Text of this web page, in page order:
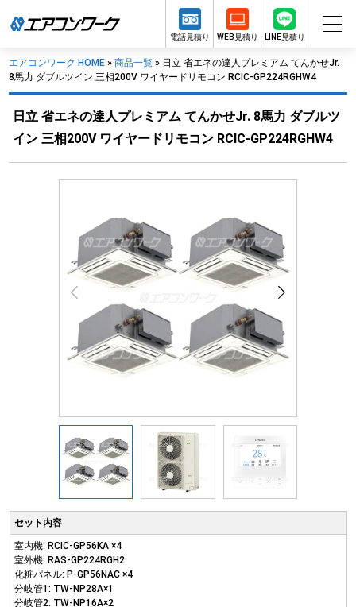
電話見積り WEB見積り LINE見積り
エアコンワーク HOME » 商品一覧 » 日立 省エネの達人プレミアム てんかせJr.
8馬力 ダブルツイン 三相200V ワイヤードリモコン RCIC-GP224RGHW4
日立 省エネの達人プレミアム てんかせJr. 8馬力 ダブルツ
イン 三相200V ワイヤードリモコン RCIC-GP224RGHW4
セット内容
室内機: RCIC-GP56KA ×4
室外機: RAS-GP224RGH2
化粧パネル: P-GP56NAC ×4
分岐管1: TW-NP28A×1
分岐管2: TW-NP16A×2